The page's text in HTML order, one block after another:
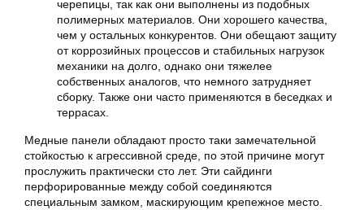
черепицы, так как они выполнены из подобных
полимерных материалов. Они хорошего качества,
чем у остальных конкурентов. Они обещают защиту
от коррозийных процессов и стабильных нагрузок
механики на долго, однако они тяжелее
собственных аналогов, что немного затрудняет
сборку. Также они часто применяются в беседках и
террасах.
Медные панели обладают просто таки замечательной
стойкостью к агрессивной среде, по этой причине могут
прослужить практически сто лет. Эти сайдинги
перфорированные между собой соединяются
специальным замком, маскирующим крепежное место.